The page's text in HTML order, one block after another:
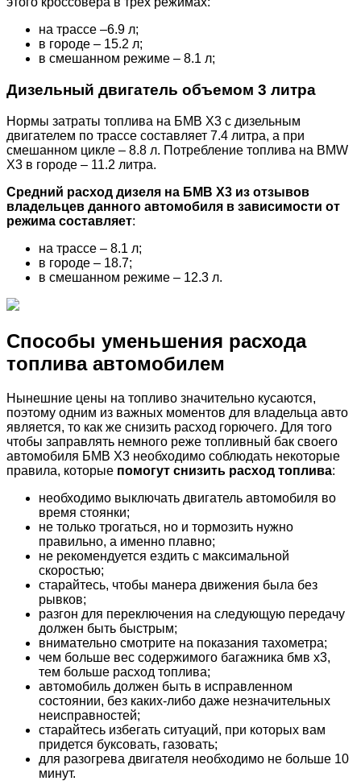
на трассе –6.9 л;
в городе – 15.2 л;
в смешанном режиме – 8.1 л;
Дизельный двигатель объемом 3 литра
Нормы затраты топлива на БМВ Х3 с дизельным
двигателем по трассе составляет 7.4 литра, а при
смешанном цикле – 8.8 л. Потребление топлива на BMW
X3 в городе – 11.2 литра.
Средний расход дизеля на БМВ Х3 из отзывов
владельцев данного автомобиля в зависимости от
режима составляет:
на трассе – 8.1 л;
в городе – 18.7;
в смешанном режиме – 12.3 л.
Способы уменьшения расхода
топлива автомобилем
Нынешние цены на топливо значительно кусаются,
поэтому одним из важных моментов для владельца авто
является, то как же снизить расход горючего. Для того
чтобы заправлять немного реже топливный бак своего
автомобиля БМВ Х3 необходимо соблюдать некоторые
правила, которые помогут снизить расход топлива:
необходимо выключать двигатель автомобиля во
время стоянки;
не только трогаться, но и тормозить нужно
правильно, а именно плавно;
не рекомендуется ездить с максимальной
скоростью;
старайтесь, чтобы манера движения была без
рывков;
разгон для переключения на следующую передачу
должен быть быстрым;
внимательно смотрите на показания тахометра;
чем больше вес содержимого багажника бмв х3,
тем больше расход топлива;
автомобиль должен быть в исправленном
состоянии, без каких-либо даже незначительных
неисправностей;
старайтесь избегать ситуаций, при которых вам
придется буксовать, газовать;
для разогрева двигателя необходимо не больше 10
минут.